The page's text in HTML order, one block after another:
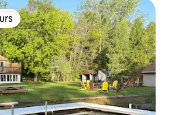
les plus aimés